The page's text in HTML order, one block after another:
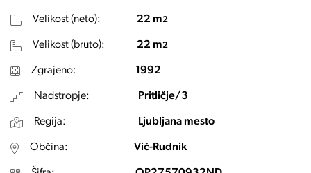
Velikost (neto): 22 m2
Velikost (bruto): 22 m2
Zgrajeno: 1992
Nadstropje: Pritličje/3
Regija: Ljubljana mesto
Občina: Vič-Rudnik